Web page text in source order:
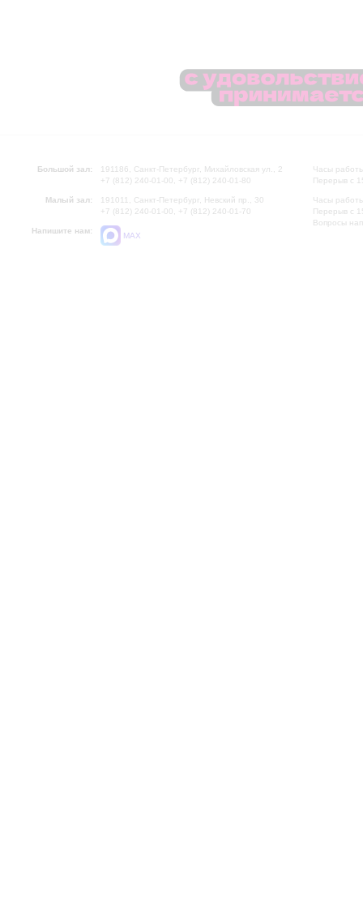
Большой зал:
191186, Санкт-Петербург, Михайловская ул., 2
+7 (812) 240-01-00, +7 (812) 240-01-80
Малый зал:
191011, Санкт-Петербург, Невский пр., 30
+7 (812) 240-01-00, +7 (812) 240-01-70
Напишите нам:
MAX
Часы
Перерыв с
Часы
Перерыв с
Вопросы